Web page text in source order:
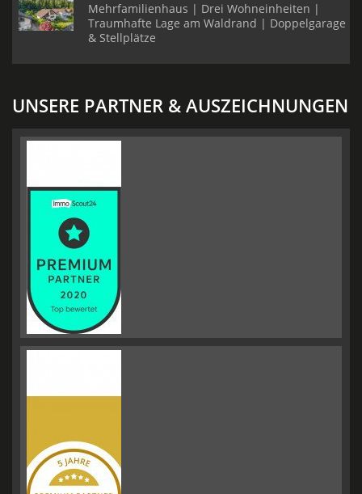
Mehrfamilienhaus | Drei Wohneinheiten |
Traumhafte Lage am Waldrand | Doppelgarage
& Stellplätze
UNSERE PARTNER & AUSZEICHNUNGEN